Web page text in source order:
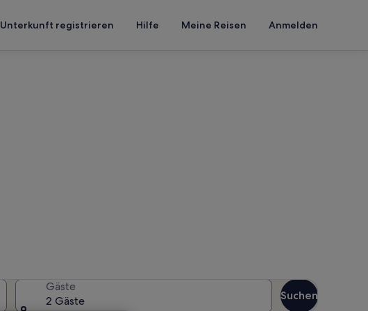
Unterkunft registrieren Hilfe Meine Reisen Anmelden
Gäste
2 Gäste
Suchen